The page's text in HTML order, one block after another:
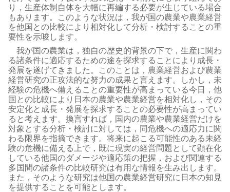
り，生産体制自体を大幅に再編する必要が生じている場合
もあります。このような状況は，我が国の農業や農業経営
を他国との比較により相対化して分析・検討することの重
要性を示唆します。
我が国の農業は，独自の歴史的背景の下で，生産に関わ
る諸条件に適応するための途を探求することにより成長・
発展を遂げてきました。このことは，農業経営および農業
経営研究の正攻法的な努力の成果と言えます。しかし，未
経験の危機へ備えることの重要性が高まっている今日，他
国との比較により日本の農業や農業経営を相対化し，その
安定化と成長・発展を探求することの必要性が高まってい
ると考えます。換言すれば，国内の農業や農業経営だけを
対象とする分析・検討に対しては，同危機への適応力に関
わる限界を指摘できます。将来に起こる可能性のある未経
験の危機に備える上で，既に現実の経営問題として顕在化
している他国のダメージや適応策の把握，および関連する
多国間の諸条件の比較研究は有用な情報を生み出します。
また，そのような研究は他国の農業経営研究に日本の知見
を提供することを可能とします。